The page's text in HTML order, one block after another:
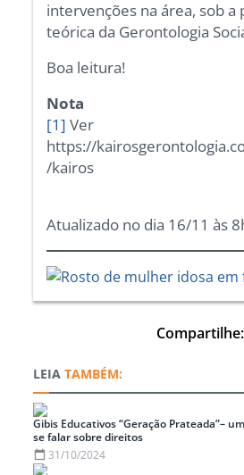
intervenções na área, sob a
teórica da Gerontologia
Boa leitura!
Nota
[1] Ver
https://
/kairos
Atualizado no dia 16/11 às
Compartilhe:
TAMBÉM:
Gibis Educativos “Geração Prateada”–
se falar sobre direitos
31/10/2024